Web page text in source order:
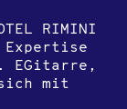
RIMINI
Expertise
EGitarre,
sich mit